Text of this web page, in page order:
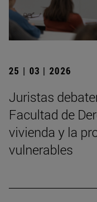
25 | 03 | 2026
Juristas
Facultad de
vivienda y la
vulnerables